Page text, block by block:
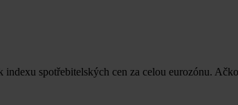
indexu spotřebitelských cen za celou eurozónu.